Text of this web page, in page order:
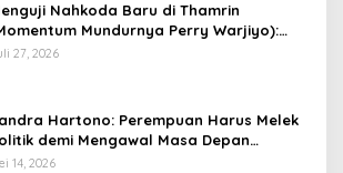
Nahkoda Baru di Thamrin
Mundurnya Perry Warjiyo):
Kebijakan Moneter-Fiskal di Era
27, 2026
Hartono: Perempuan Harus Melek
demi Mengawal Masa Depan
14, 2026